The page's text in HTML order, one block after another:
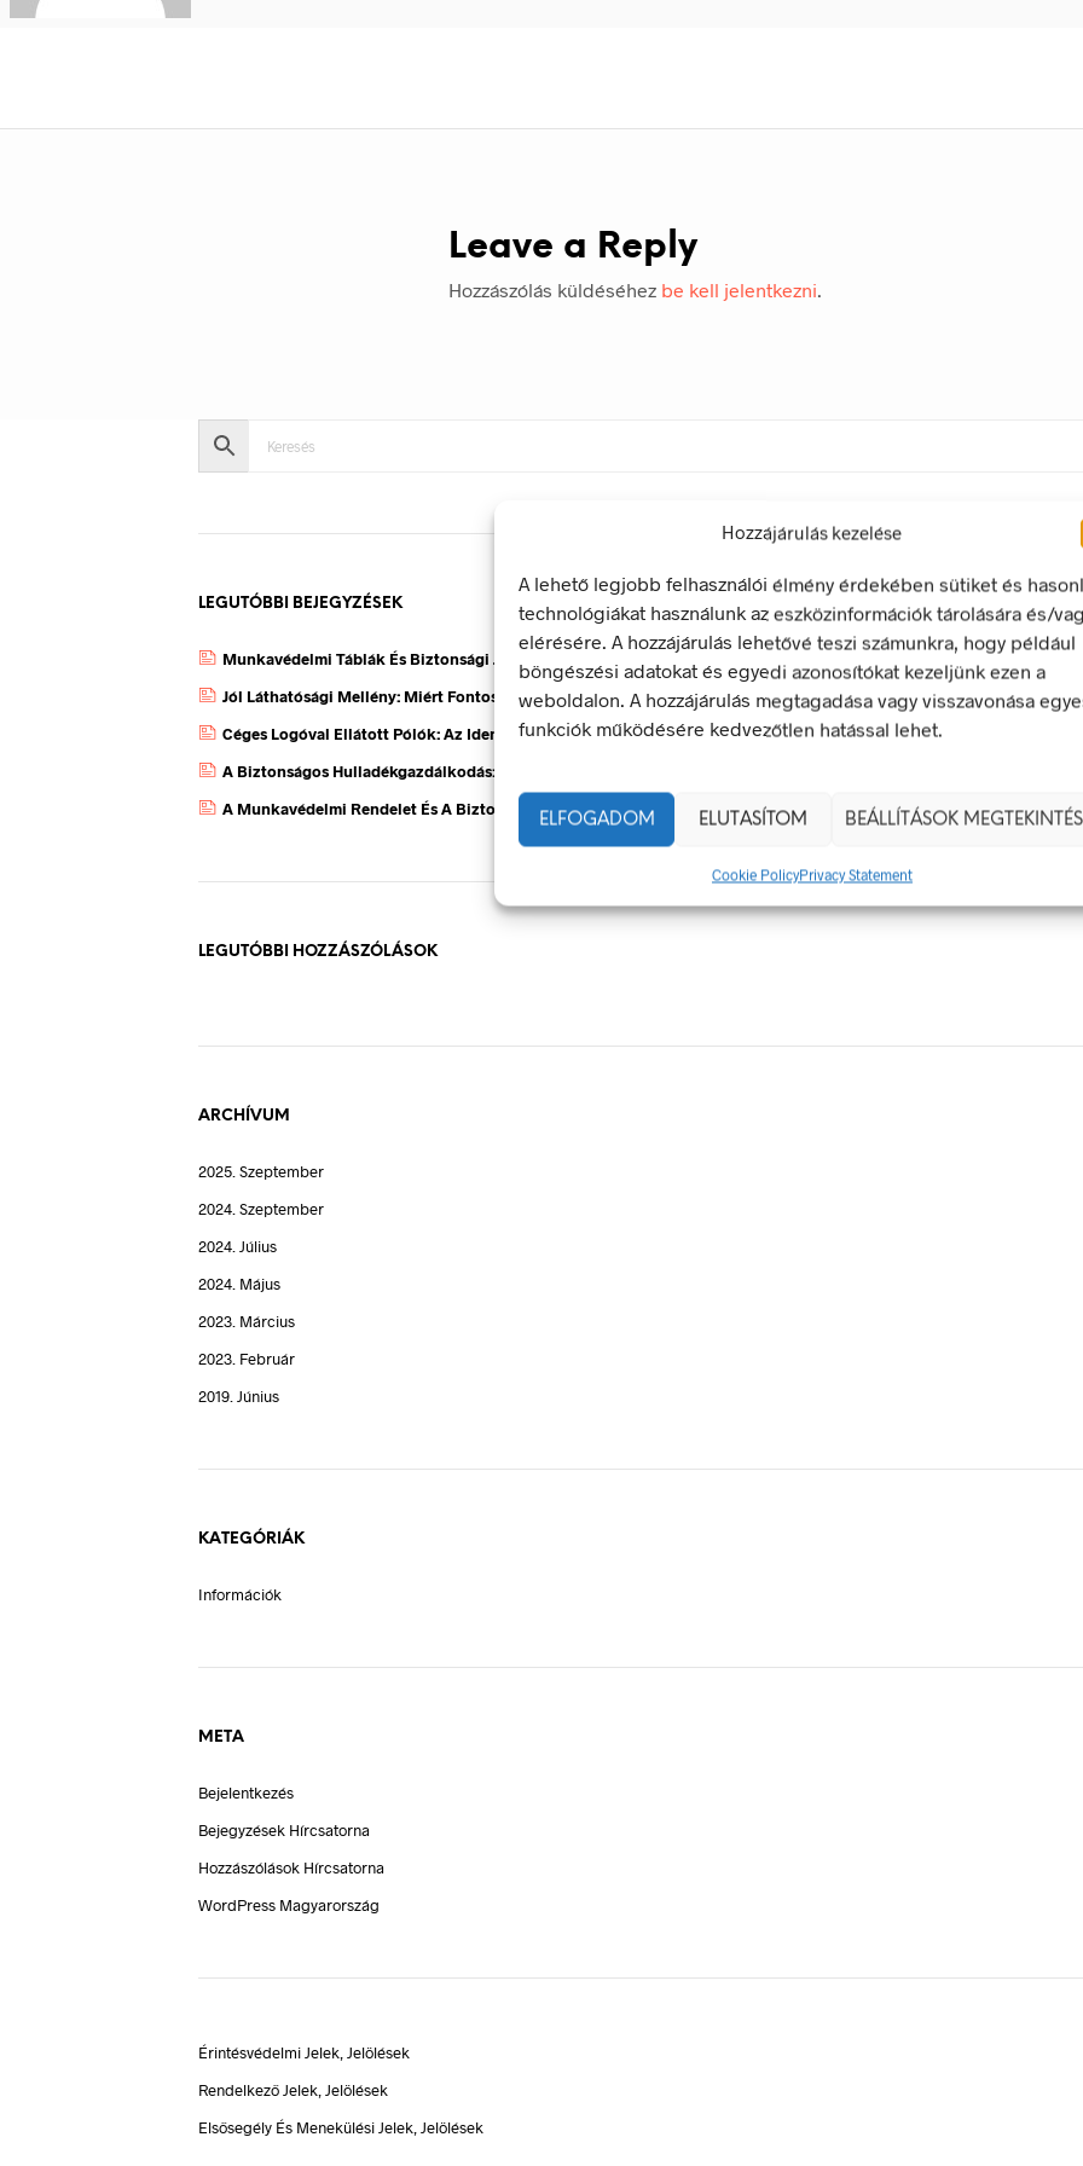
Hozzájárulás kezelése
A lehető legjobb felhasználói élmény érdekében sütiket és
technológiákat használunk az eszközinformációk tárolására és/
elérésére. A hozzájárulás lehetővé teszi számunkra, hogy például
böngészési adatokat és egyedi azonosítókat kezeljünk ezen a
weboldalon. A hozzájárulás megtagadása vagy visszavonása
funkciók működésére kedvezőtlen hatással lehet.
ELFOGADOM ELUTASÍTOM BEÁLLÍTÁSOK
Cookie PolicyPrivacy Statement
Leave a Reply
Hozzászólás küldéséhez be kell jelentkezni
LEGUTÓBBI BEJEGYZÉSEK
Munkavédelmi Táblák És Biztonsági Jelzések – Miért Nélkülözhetetlenek A Munkahelyen?
Jól Láthatósági Mellény: Miért Fontos, Hogyan Válaszd Ki, És Hogyan Teheted Egyedivé?
Céges Logóval Ellátott Pólók: Az Identitás És Csapatszellem Megtestesítői
A Biztonságos Hulladékgazdálkodás: A Hulladékgyűjtő Jelek Fontossága
A Munkavédelmi Rendelet És A Biztonsági Táblák: Az Ellenőrzés És Tudatosság Fontossága
LEGUTÓBBI HOZZÁSZÓLÁSOK
ARCHÍVUM
2025. Szeptember
2024. Szeptember
2024. Július
2024. Május
2023. Március
2023. Február
2019. Június
KATEGÓRIÁK
Információk
META
Bejelentkezés
Bejegyzések Hírcsatorna
Hozzászólások Hírcsatorna
WordPress Magyarország
Érintésvédelmi Jelek, Jelölések
Rendelkező Jelek, Jelölések
Elsősegély És Menekülési Jelek, Jelölések